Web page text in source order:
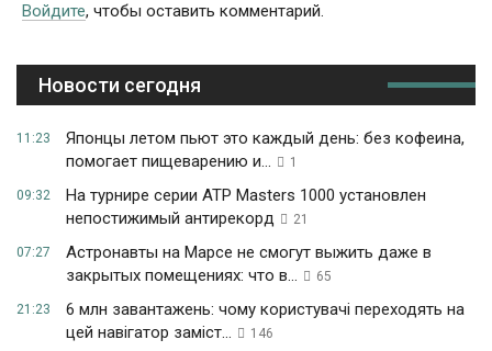
Войдите, чтобы оставить комментарий.
Новости сегодня
11:23
Японцы летом пьют это каждый день: без кофеина,
помогает пищеварению и...
1
09:32
На турнире серии ATP Masters 1000 установлен
непостижимый антирекорд
21
07:27
Астронавты на Марсе не смогут выжить даже в
закрытых помещениях: что в...
65
21:23
6 млн завантажень: чому користувачі переходять на
цей навігатор заміст...
146